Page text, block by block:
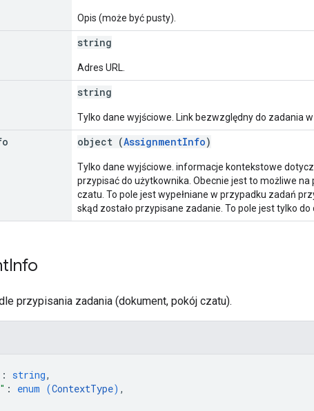
Opis (może być pusty).
string
Adres URL.
string
Tylko dane wyjściowe. Link bezwzględny do zadania
object (AssignmentInfo)
Tylko dane wyjściowe. informacje kontekstowe
przypisać do użytkownika. Obecnie jest to możliwe
czatu. To pole jest wypełniane w przypadku zadań
skąd zostało przypisane zadanie. To pole jest tylko do
Info
przypisania zadania (dokument, pokój czatu).
: string,
: enum (ContextType) ,